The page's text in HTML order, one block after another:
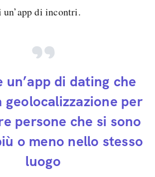
di incontri.
un’app di dating che
per
persone che si sono
o meno nello stesso
luogo